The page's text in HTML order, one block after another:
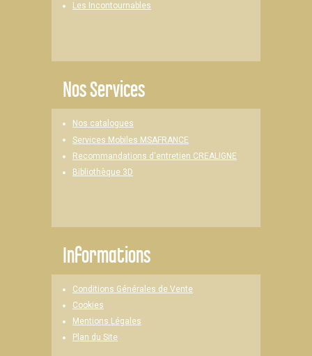
Les Incontournables
Nos Services
Nos catalogues
Services Mobiles MSAFRANCE
Recommandations d'entretien CREALIGNE
Bibliothèque 3D
Informations
Conditions Générales de Vente
Cookies
Mentions Légales
Plan du Site